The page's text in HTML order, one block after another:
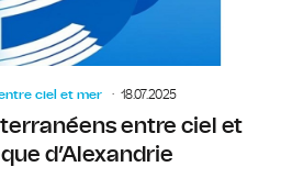
ciel et mer 18.07.2025
entre ciel et
d’Alexandrie